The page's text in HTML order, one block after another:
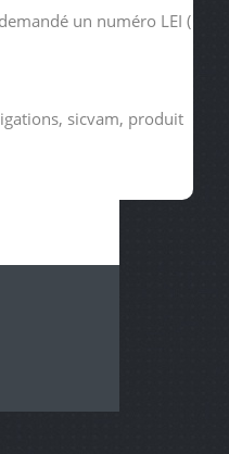
un numéro LEI (
sicvam, produit